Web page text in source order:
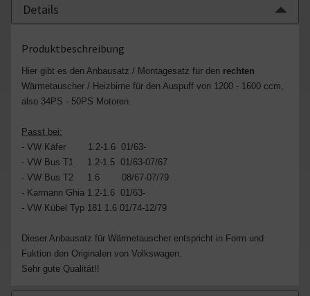
Details
Produktbeschreibung
Hier gibt es den Anbausatz / Montagesatz für den rechten
Wärmetauscher / Heizbirne für den Auspuff von 1200 - 1600 ccm,
also 34PS - 50PS Motoren.
Passt bei:
- VW Käfer 1.2-1.6 01/63-
- VW Bus T1 1.2-1.5 01/63-07/67
- VW Bus T2 1.6 08/67-07/79
- Karmann Ghia 1.2-1.6 01/63-
- VW Kübel Typ 181 1.6 01/74-12/79
Dieser Anbausatz für Wärmetauscher entspricht in Form und
Fuktion den Originalen von Volkswagen.
Sehr gute Qualität!!